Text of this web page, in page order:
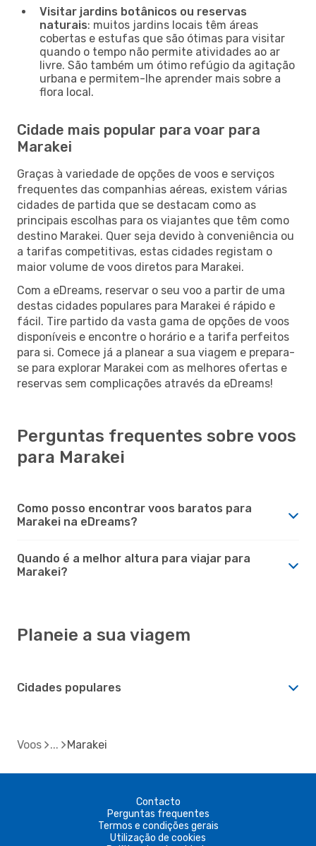
Visitar jardins botânicos ou reservas
naturais: muitos jardins locais têm áreas
cobertas e estufas que são ótimas para visitar
quando o tempo não permite atividades ao ar
livre. São também um ótimo refúgio da agitação
urbana e permitem-lhe aprender mais sobre a
flora local.
Cidade mais popular para voar para
Marakei
Graças à variedade de opções de voos e serviços
frequentes das companhias aéreas, existem várias
cidades de partida que se destacam como as
principais escolhas para os viajantes que têm como
destino Marakei. Quer seja devido à conveniência ou
a tarifas competitivas, estas cidades registam o
maior volume de voos diretos para Marakei.
Com a eDreams, reservar o seu voo a partir de uma
destas cidades populares para Marakei é rápido e
fácil. Tire partido da vasta gama de opções de voos
disponíveis e encontre o horário e a tarifa perfeitos
para si. Comece já a planear a sua viagem e prepara-
se para explorar Marakei com as melhores ofertas e
reservas sem complicações através da eDreams!
Perguntas frequentes sobre voos
para Marakei
Como posso encontrar voos baratos para
Marakei na eDreams?
Quando é a melhor altura para viajar para
Marakei?
Planeie a sua viagem
Cidades populares
Voos Marakei
Contacto
Perguntas frequentes
Termos e condições gerais
Utilização de cookies